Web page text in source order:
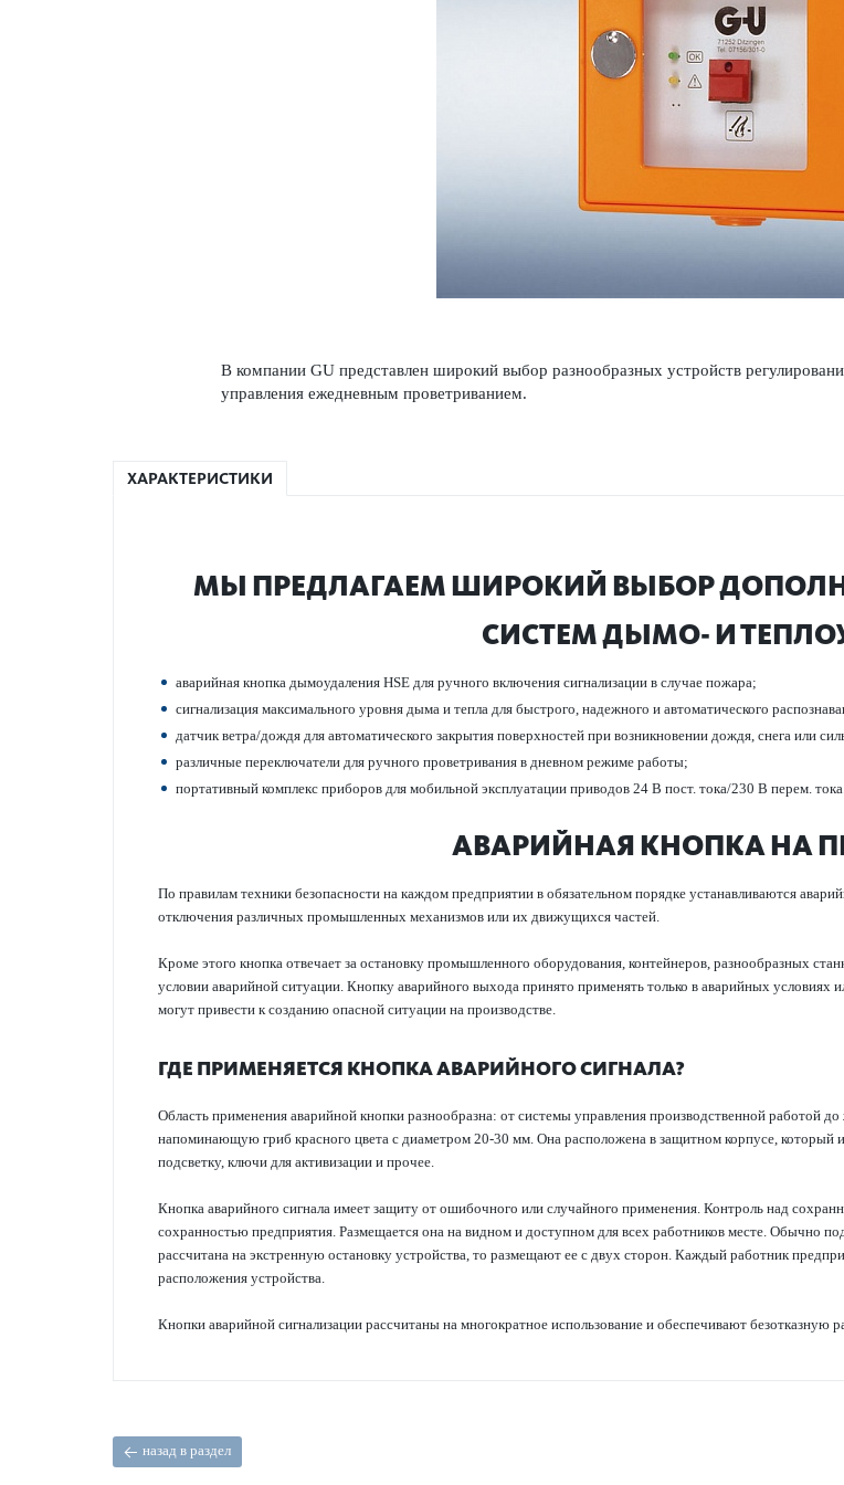
В компании GU представлен широкий выбор разнообразных устройств
управления еже­дн­евным проветр­иванием.
ХАРАКТЕРИСТИКИ
МЫ ПРЕДЛАГАЕМ ШИРОКИЙ ВЫБОР
СИСТЕМ ДЫМО- И
авар­ийная кнопка дымоуда­л­ения HSE для ручного включения сигнал­изации в случае пожара;
сигнал­изация максимального уровня дыма и тепла для быстрого, надежного и автом­ат­ичес­кого
датчик ветра/дождя для автом­ат­ичес­кого закрытия пове­рхно­стей при возн­икновении дождя, снега или
различные пер­е­кл­ючатели для ручного проветр­ивания в дневном режиме работы;
портат­ивный комплекс приборов для мобильной эксплуат­ации при­в­одов 24 В пост. тока/230 В перем.
АВАРИЙНАЯ КНОПКА НА
По правилам техники безопасности на каждом предприятии в обязательном порядке устанавливаются
отключения различных промышленных механизмов или их движущихся частей.
Кроме этого кнопка отвечает за остановку промышленного оборудования, контейнеров, разнообразных
условии аварийной ситуации. Кнопку аварийного выхода принято применять только в аварийных
могут привести к созданию опасной ситуации на производстве.
ГДЕ ПРИМЕНЯЕТСЯ КНОПКА АВАРИЙНОГО СИГНАЛА?
Область применения аварийной кнопки разнообразна: от системы управления производственной
напоминающую гриб красного цвета с диаметром 20-30 мм. Она расположена в защитном корпусе, который
подсветку, ключи для активизации и прочее.
Кнопка аварийного сигнала имеет защиту от ошибочного или случайного применения. Контроль над
сохранностью предприятия. Размещается она на видном и доступном для всех работников месте. Обычно
рассчитана на экстренную остановку устройства, то размещают ее с двух сторон. Каждый работник
расположения устройства.
Кнопки аварийной сигнализации рассчитаны на многократное использование и обеспечивают безотказную
назад в раздел